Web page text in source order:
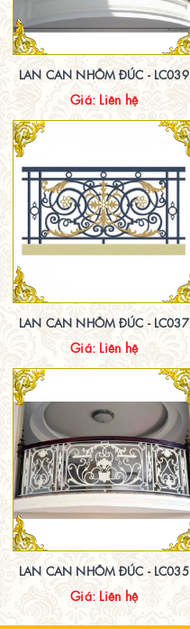
LAN CAN NHÔM ĐÚC - LC039
Giá: Liên hệ
LAN CAN NHÔM ĐÚC - LC037
Giá: Liên hệ
LAN CAN NHÔM ĐÚC - LC035
Giá: Liên hệ